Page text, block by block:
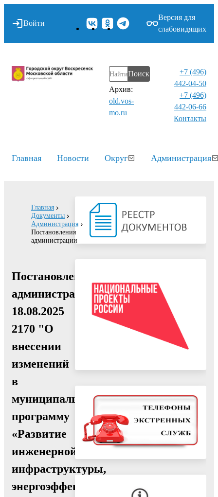
Войти
Версия для
слабовидящих
Поиск
Архив:
old.vos-
mo.ru
+7 (496)
442-04-50
+7 (496)
442-06-66
Контакты⁠
Главная Новости Округ Администрация
Главная
Документы
Администрация
Постановления
администрации
Постановление
администрации
18.08.2025
2170 "О
внесении
изменений
в
муниципальную
программу
«Развитие
инженерной
инфраструктуры,
энергоэффективности